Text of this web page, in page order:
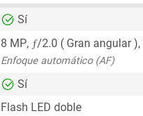
Sí
8 MP, ƒ/2.0 ( Gran angular ),
Enfoque automático (AF)
Sí
Flash LED doble